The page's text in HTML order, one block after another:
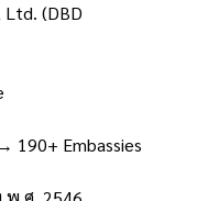
Ltd. (DBD
190+ Embassies